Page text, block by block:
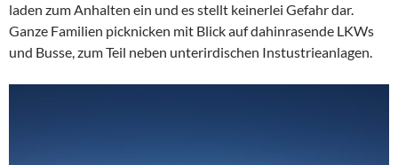
laden zum Anhalten ein und es stellt keinerlei Gefahr dar.
Ganze Familien picknicken mit Blick auf dahinrasende LKWs
und Busse, zum Teil neben unterirdischen Instustrieanlagen.